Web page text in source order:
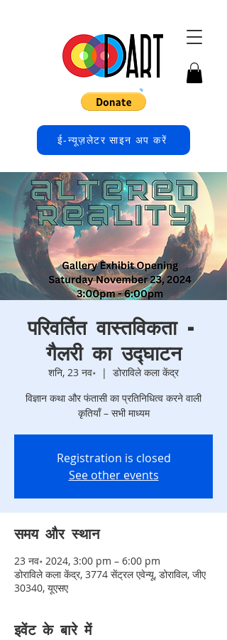
ई-न्यूज़लेटर साइन अप करें
परिवर्तित वास्तविकता -
गैलरी का उद्घाटन
शनि, 23 नव॰
  |
डोराविले कला केंद्र
विज्ञान कथा और फंतासी का प्रतिनिधित्व करने वाली
कृतियाँ – सभी माध्यम
Registration is closed
See other events
समय और स्थान
23 नव॰ 2024, 3:00 pm – 6:00 pm
डोराविले कला केंद्र, 3774 सेंट्रल एवेन्यू, डोराविल, जीए
30340, यूएसए
इवेंट के बारे में